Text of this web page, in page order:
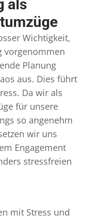
als
Wichtigkeit,
vorgenommen
Planung
aus. Dies führt
Da wir als
für unsere
so angenehm
wir uns
Engagement
stressfreien
mit Stress und